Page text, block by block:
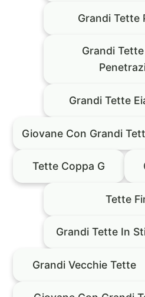
Grandi Tette
Grandi
Grandi Tette
Giovane Con Grandi
Tette Coppa G
Tette
Grandi Tette In
Grandi Vecchie Tette